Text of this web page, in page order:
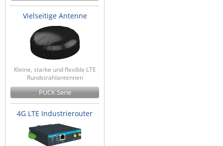
Vielseitige Antenne
Kleine, starke und flexible LTE
Rundstrahlantennen
PUCK Serie
4G LTE Industrierouter